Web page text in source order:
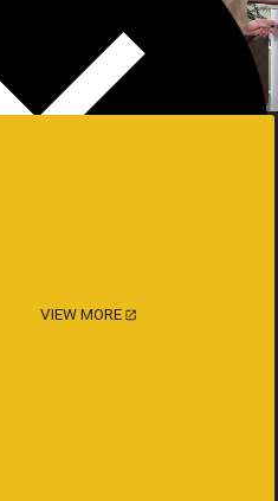
Theme by OceanWP
VIEW MORE